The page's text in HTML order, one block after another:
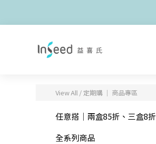
View All / 定期購 │ 商品專區
任意搭｜兩盒85折、三盒8折
全系列商品